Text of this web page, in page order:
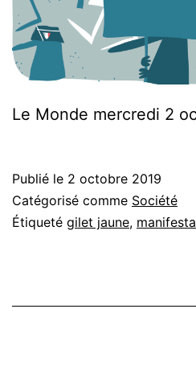
Le Monde mercredi 2
Publié le 2 octobre 2019
Catégorisé comme Société
Étiqueté gilet jaune,